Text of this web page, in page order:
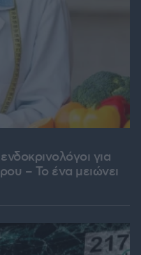
για
– Το ένα μειώνει